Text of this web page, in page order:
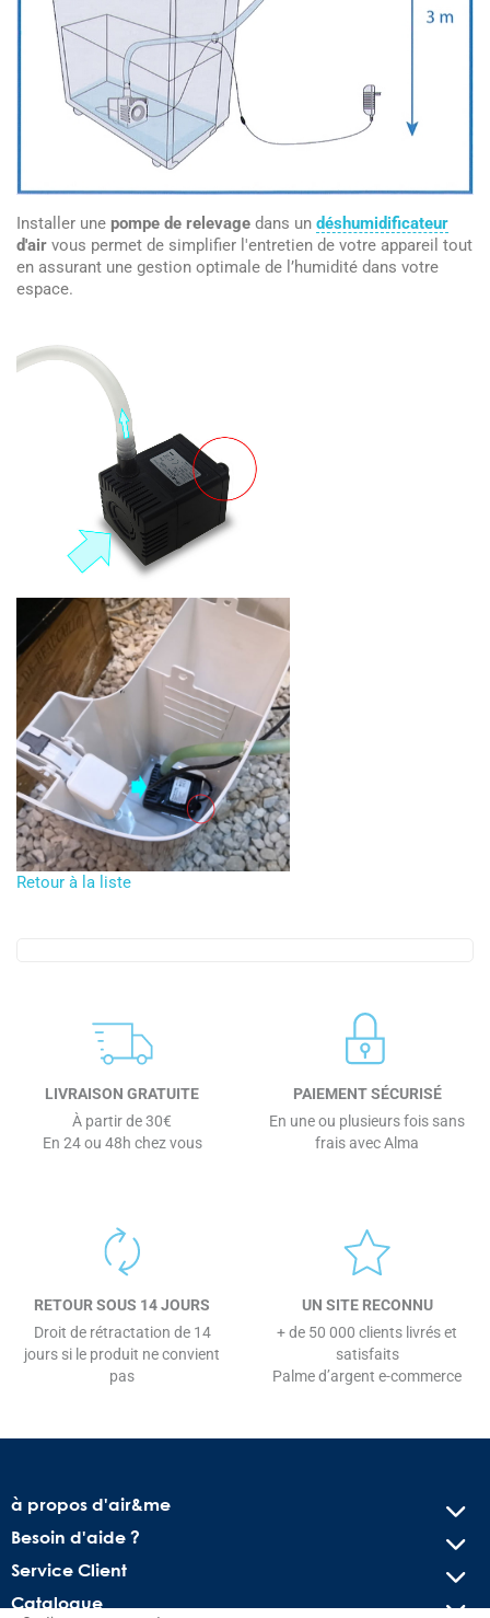
Installer une pompe de relevage dans un déshumidificateur
d'air vous permet de simplifier l'entretien de votre appareil tout
en assurant une gestion optimale de l’humidité dans votre
espace.
Retour à la liste
LIVRAISON GRATUITE
À partir de 30€
En 24 ou 48h chez vous
PAIEMENT SÉCURISÉ
En une ou plusieurs fois sans
frais avec Alma
RETOUR SOUS 14 JOURS
Droit de rétractation de 14
jours si le produit ne convient
pas
UN SITE RECONNU
+ de 50 000 clients livrés et
satisfaits
Palme d’argent e-commerce
à propos d'air&me
Besoin d'aide ?
Service Client
Catalogue